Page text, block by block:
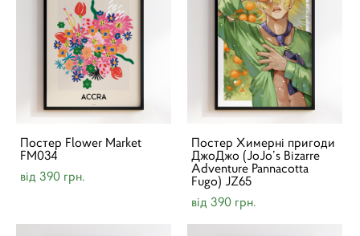
Постер Flower Market
FM034
від 390 грн.
Постер Химерні пригоди
ДжоДжо (JoJo’s Bizarre
Adventure Pannacotta
Fugo) JZ65
від 390 грн.